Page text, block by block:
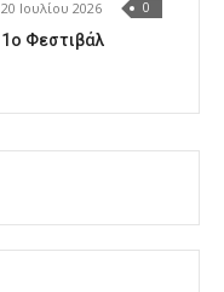
20 Ιουλίου 2026 0
1o Φεστιβάλ